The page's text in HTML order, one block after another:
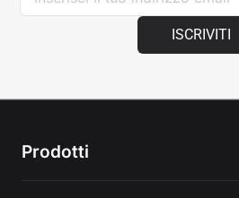
ISCRIVITI
Prodotti